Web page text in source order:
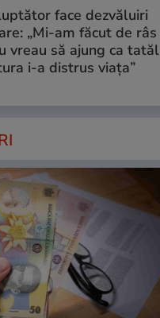
face dezvăluiri
„Mi-am făcut de râs
vreau să ajung ca tatăl
i-a distrus viața”